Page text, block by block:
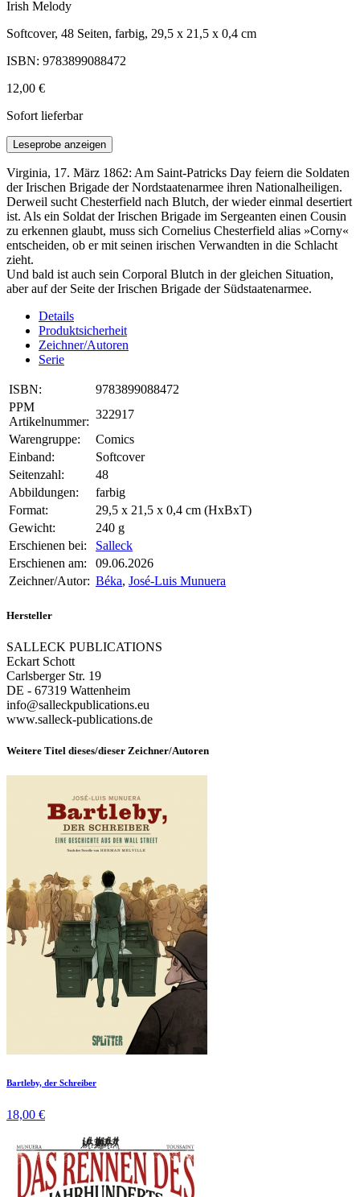
Irish Melody
Softcover, 48 Seiten, farbig, 29,5 x 21,5 x 0,4 cm
ISBN: 9783899088472
12,00 €
Sofort lieferbar
Leseprobe anzeigen
Virginia, 17. März 1862: Am Saint-Patricks Day feiern die Soldaten
der Irischen Brigade der Nordstaatenarmee ihren Nationalheiligen.
Derweil sucht Chesterfield nach Blutch, der wieder einmal desertiert
ist. Als ein Soldat der Irischen Brigade im Sergeanten einen Cousin
zu erkennen glaubt, muss sich Cornelius Chesterfield alias »Corny«
entscheiden, ob er mit seinen irischen Verwandten in die Schlacht
zieht.
Und bald ist auch sein Corporal Blutch in der gleichen Situation,
aber auf der Seite der Irischen Brigade der Südstaatenarmee.
Details
Produktsicherheit
Zeichner/Autoren
Serie
ISBN:
9783899088472
PPM
Artikelnummer:
322917
Warengruppe:
Comics
Einband:
Softcover
Seitenzahl:
48
Abbildungen:
farbig
Format:
29,5 x 21,5 x 0,4 cm (HxBxT)
Gewicht:
240 g
Erschienen bei:
Salleck
Erschienen am:
09.06.2026
Zeichner/Autor: Béka, José-Luis Munuera
Hersteller
SALLECK PUBLICATIONS
Eckart Schott
Carlsberger Str. 19
DE - 67319 Wattenheim
info@salleckpublications.eu
www.salleck-publications.de
Weitere Titel dieses/dieser Zeichner/Autoren
Bartleby, der Schreiber
18,00 €